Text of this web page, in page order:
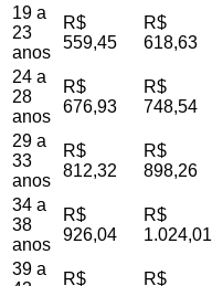
19 a
23
anos
R$
559,45
R$
618,63
24 a
28
anos
R$
676,93
R$
748,54
29 a
33
anos
R$
812,32
R$
898,26
34 a
38
anos
R$
926,04
R$
1.024,01
39 a
R$
R$